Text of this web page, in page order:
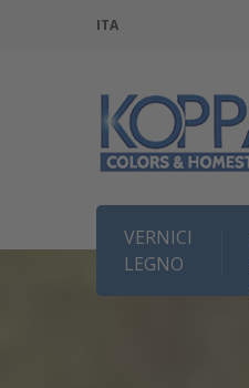
ITA
VERNICI
LEGNO